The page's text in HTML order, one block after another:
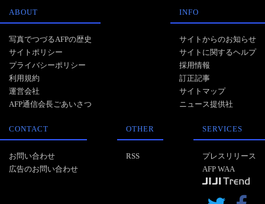
ABOUT
写真でつづるAFPの歴史
サイトポリシー
プライバシーポリシー
利用規約
運営会社
AFP通信会長ごあいさつ
INFO
サイトからのお知らせ
サイトに関するヘルプ
採用情報
訂正記事
サイトマップ
ニュース提供社
CONTACT
お問い合わせ
広告のお問い合わせ
OTHER
RSS
SERVICES
プレスリリース
AFP WAA